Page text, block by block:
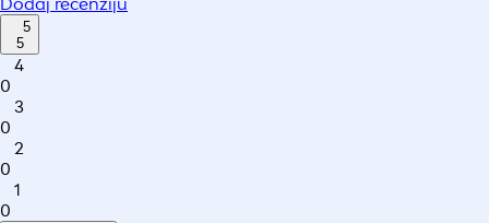
5
5
4
0
3
0
2
0
1
0